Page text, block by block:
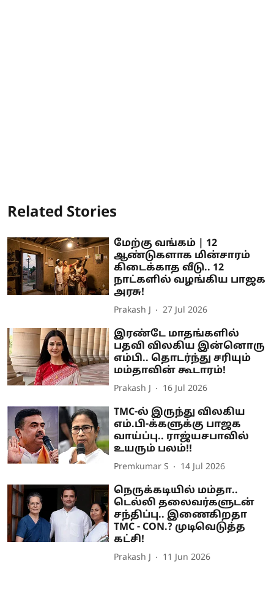
Related Stories
மேற்கு வங்கம் | 12
ஆண்டுகளாக மின்சாரம்
கிடைக்காத வீடு.. 12
நாட்களில் வழங்கிய பாஜக
அரசு!
Prakash J 27 Jul 2026
இரண்டே மாதங்களில்
பதவி விலகிய இன்னொரு
எம்பி.. தொடர்ந்து சரியும்
மம்தாவின் கூடாரம்!
Prakash J 16 Jul 2026
TMC-ல் இருந்து விலகிய
எம்.பி-க்களுக்கு பாஜக
வாய்ப்பு.. ராஜ்யசபாவில்
உயரும் பலம்!!
Premkumar S 14 Jul 2026
நெருக்கடியில் மம்தா..
டெல்லி தலைவர்களுடன்
சந்திப்பு.. இணைகிறதா
TMC - CON.? முடிவெடுத்த
கட்சி!
Prakash J 11 Jun 2026